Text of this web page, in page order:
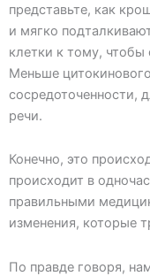
представьте, как
и мягко
клетки к тому,
Меньше
сосредоточенности,
речи.
Конечно, это
происходит в
правильными
изменения, которые
По правде говоря,